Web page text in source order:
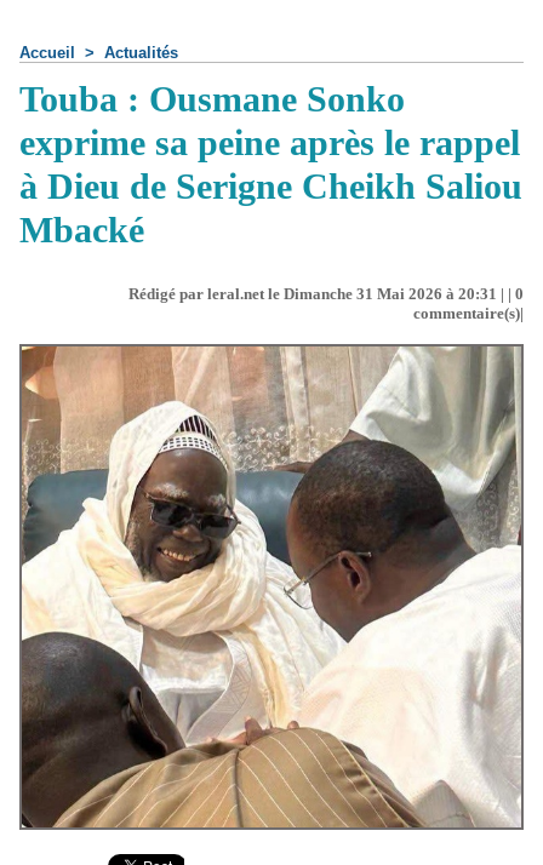
Accueil > Actualités
Touba : Ousmane Sonko
exprime sa peine après le rappel
à Dieu de Serigne Cheikh Saliou
Mbacké
Rédigé par leral.net le Dimanche 31 Mai 2026 à 20:31 | | 0
commentaire(s)|